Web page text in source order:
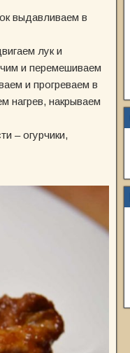
выдавливаем в
лук и
и перемешиваем
и прогреваем в
нагрев, накрываем
– огурчики,